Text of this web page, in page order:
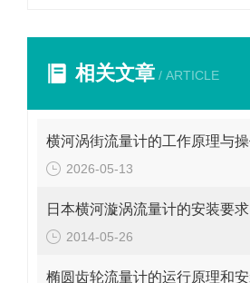
相关文章 / ARTICLE
2026-05-13
日本横河漩涡流量计的安装要求
2014-05-26